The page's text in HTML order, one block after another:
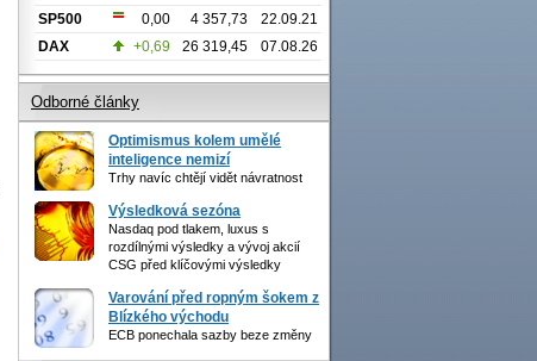
SP500
0,00 4 357,73
22.09.21
DAX
+0,69 26 319,45 07.08.26
Odborné články
Optimismus kolem umělé
inteligence nemizí
Trhy navíc chtějí vidět návratnost
Výsledková sezóna
Nasdaq pod tlakem, luxus s
rozdílnými výsledky a vývoj akcií
CSG před klíčovými výsledky
Varování před ropným šokem z
Blízkého východu
ECB ponechala sazby beze změny